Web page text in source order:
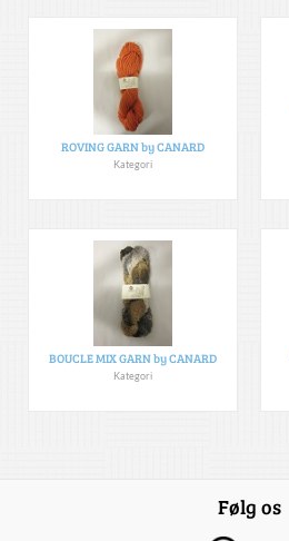
ROVING GARN by CANARD
Kategori
BOUCLE MIX GARN by CANARD
Kategori
Følg os